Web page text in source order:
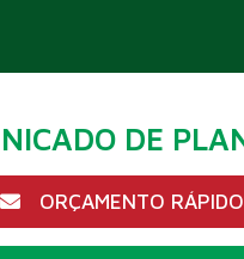
DE
ORÇAMENTO RÁPIDO